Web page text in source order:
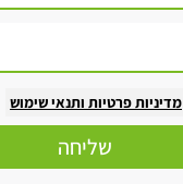
מדיניות פרטיות ותנאי שימוש
שליחה